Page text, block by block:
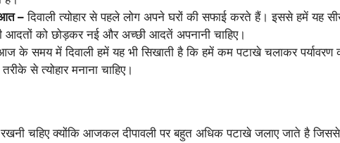
– दिवाली त्योहार से पहले लोग अपने घरों की सफाई करते हैं। इससे हमें यह
आदतों को छोड़कर नई और अच्छी आदतें अपनानी चाहिए।
के समय में दिवाली हमें यह भी सिखाती है कि हमें कम पटाखे चलाकर पर्यावरण
से त्योहार मनाना चाहिए।
रखनी चहिए क्योंकि आजकल दीपावली पर बहुत अधिक पटाखे जलाए जाते है